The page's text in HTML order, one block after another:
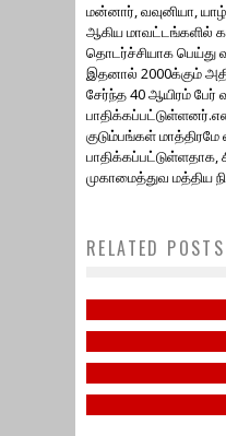
மன்னார், வவுனியா,
ஆகிய மாவட்டங்களில்
தொடர்ச்சியாக பெய்து
இதனால் 2000க்கும்
சேர்ந்த 40 ஆயிரம் பேர்
குடும்பங்கள்
முகாமைத்துவ மத்திய
RELATED POSTS
மே -18,
தழிழீழத்
13வது
உரிமை
தழிழீழத்